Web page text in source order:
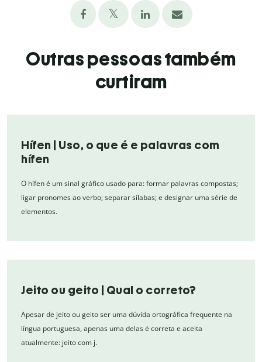
Outras pessoas também
curtiram
Hífen | Uso, o que é e palavras com
hífen
O hífen é um sinal gráfico usado para: formar palavras compostas;
ligar pronomes ao verbo; separar sílabas; e designar uma série de
elementos.
Jeito ou geito | Qual o correto?
Apesar de jeito ou geito ser uma dúvida ortográfica frequente na
língua portuguesa, apenas uma delas é correta e aceita
atualmente: jeito com j.